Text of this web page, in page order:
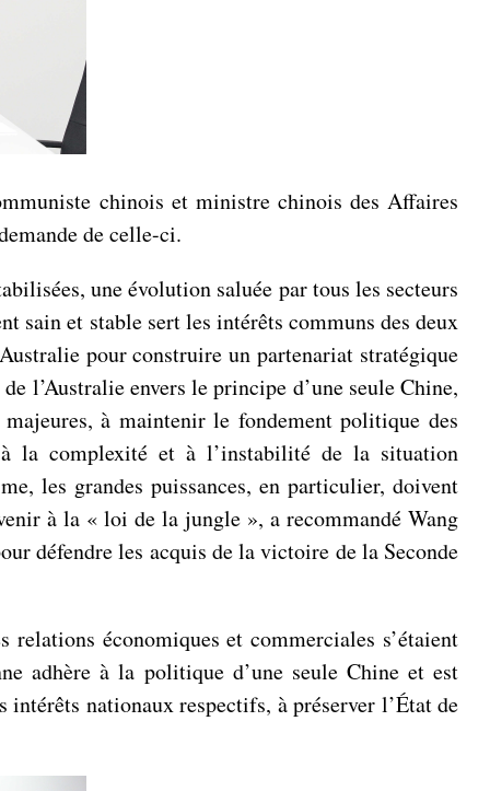
chinois et ministre chinois des Affaires
de celle-ci.
une évolution saluée par tous les secteurs
sain et stable sert les intérêts communs des deux
pour construire un partenariat stratégique
l’Australie envers le principe d’une seule Chine,
à maintenir le fondement politique des
la complexité et à l’instabilité de la situation
les grandes puissances, en particulier, doivent
à la « loi de la jungle », a recommandé Wang
défendre les acquis de la victoire de la Seconde
relations économiques et commerciales s’étaient
adhère à la politique d’une seule Chine et est
nationaux respectifs, à préserver l’État de